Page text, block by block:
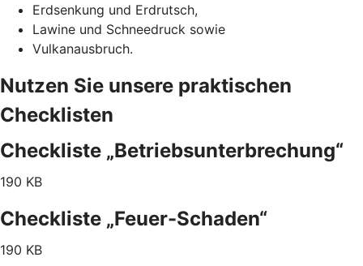
Erdsenkung und Erdrutsch,
Lawine und Schneedruck sowie
Vulkanausbruch.
Nutzen Sie unsere praktischen
Checklisten
Checkliste „Betriebsunterbrechung“
190 KB
Checkliste „Feuer-Schaden“
190 KB